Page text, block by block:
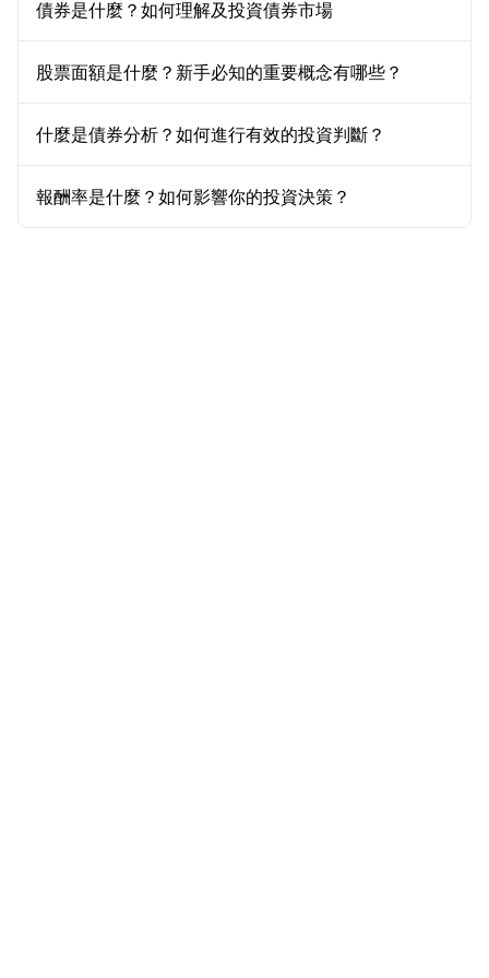
債券是什麼？如何理解及投資債券市場
股票面額是什麼？新手必知的重要概念有哪些？
什麼是債券分析？如何進行有效的投資判斷？
報酬率是什麼？如何影響你的投資決策？